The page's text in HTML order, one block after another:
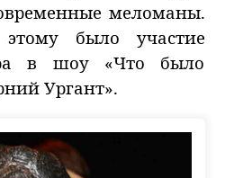
меломаны.
этому было участие
в шоу «Что было
Ургант».